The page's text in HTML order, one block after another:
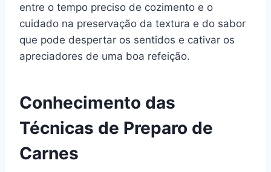
entre o tempo preciso de cozimento e o
cuidado na preservação da textura e do sabor
que pode despertar os sentidos e cativar os
apreciadores de uma boa refeição.
Conhecimento das
Técnicas de Preparo de
Carnes